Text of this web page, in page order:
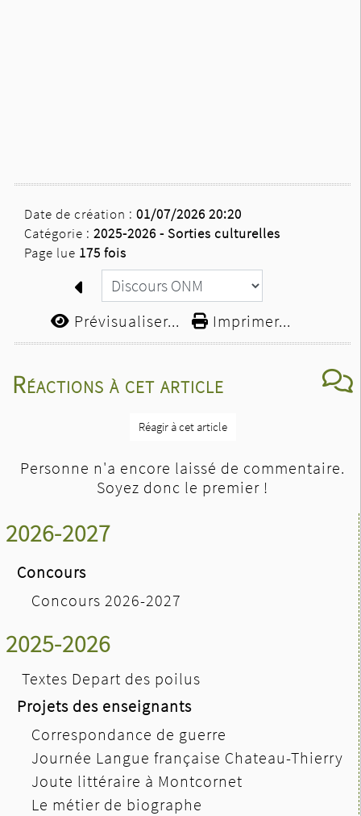
2026-2027
Concours
Concours 2026-2027
2025-2026
Textes Depart des poilus
Projets des enseignants
Correspondance de guerre
Journée Langue française Chateau-Thierry
Joute littéraire à Montcornet
Le métier de biographe
Date de création : 01/07/2026 20:20
Catégorie : 2025-2026 -Sorties culturelles
Page lue 175 fois
Prévisualiser... Imprimer...
Réactions à cet article
Réagir à cet article
Personne n'a encore laissé de commentaire.
Soyez donc le premier !